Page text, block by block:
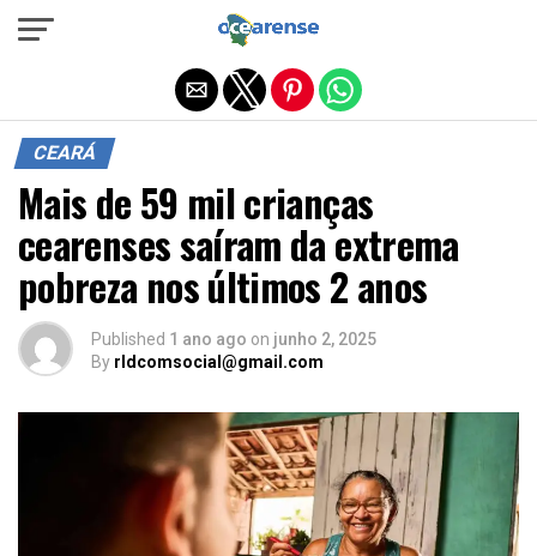
CEARÁ
Mais de 59 mil crianças
cearenses saíram da extrema
pobreza nos últimos 2 anos
Published 1 ano ago on junho 2, 2025
By rldcomsocial@gmail.com
Sair da versão mobile